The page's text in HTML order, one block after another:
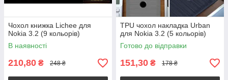
Чохол книжка Lichee для
Nokia 3.2 (9 кольорів)
В наявності
210,80 ₴ 248 ₴
TPU чохол накладка Urban
для Nokia 3.2 (5 кольорів)
Готово до відправки
151,30 ₴ 178 ₴